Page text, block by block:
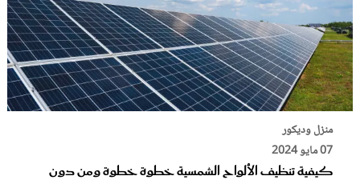
منزل وديكور
07 مايو 2024
كيفية تنظيف الألواح الشمسية خطوة خطوة ومن دون